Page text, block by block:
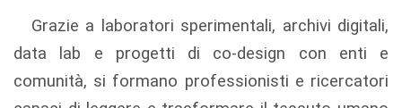
Grazie a laboratori sperimentali, archivi digitali,
data lab e progetti di co-design con enti e
comunità, si formano professionisti e ricercatori